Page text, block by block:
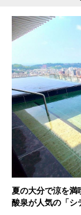
夏の大分で涼を満
酸泉が人気の「シ